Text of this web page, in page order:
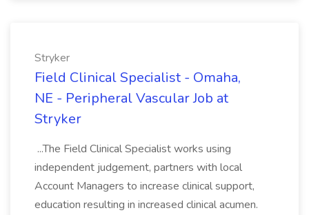
Stryker
Field Clinical Specialist - Omaha,
NE - Peripheral Vascular Job at
Stryker
...The Field Clinical Specialist works using
independent judgement, partners with local
Account Managers to increase clinical support,
education resulting in increased clinical acumen.